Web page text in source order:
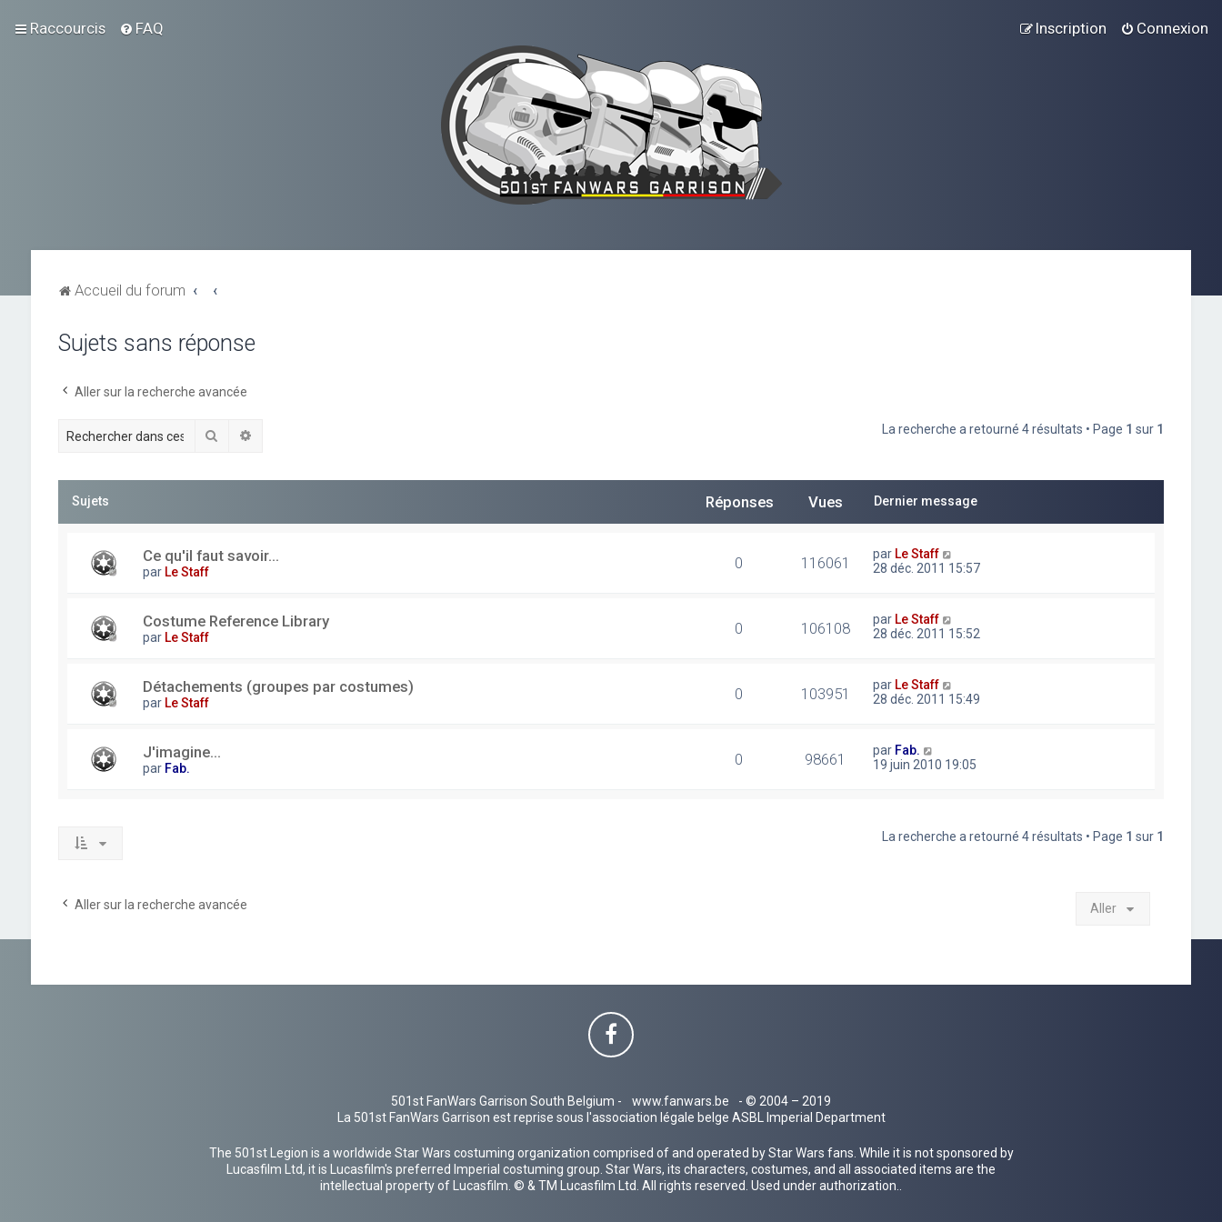
Raccourcis FAQ Connexion
Inscription
Accueil du forum
Sujets sans réponse
Aller sur la recherche avancée
Rechercher La recherche a retourné 4 résultats • Page 1 sur 1
Sujets Réponses Vues Dernier message
Ce qu'il faut savoir...
par Le Staff 0 116061 par Le Staff
28 déc. 2011 15:57
Costume Reference Library
par Le Staff 0 106108 par Le Staff
28 déc. 2011 15:52
Détachements (groupes par costumes)
par Le Staff 0 103951 par Le Staff
28 déc. 2011 15:49
J'imagine...
par Fab. 0 98661 par Fab.
19 juin 2010 19:05
La recherche a retourné 4 résultats • Page 1 sur 1
Aller sur la recherche avancée Aller
501st FanWars Garrison South Belgium - www.fanwars.be
- © 2004 – 2019
La 501st FanWars Garrison est reprise sous l'association légale belge ASBL Imperial Department
The 501st Legion is a worldwide Star Wars costuming organization comprised of and operated by Star Wars fans. While it is not sponsored by
Lucasfilm Ltd, it is Lucasfilm's preferred Imperial costuming group. Star Wars, its characters, costumes, and all associated items are the
intellectual property of Lucasfilm. © & TM Lucasfilm Ltd. All rights reserved. Used under authorization..